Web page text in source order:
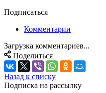
Подписаться
Комментарии
Загрузка комментариев...
Поделиться
Назад к списку
Подписка на рассылку